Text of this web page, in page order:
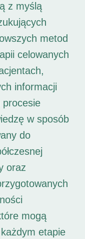
z myślą
metod
celowanych
informacji
procesie
w sposób
do
oraz
mogą
etapie